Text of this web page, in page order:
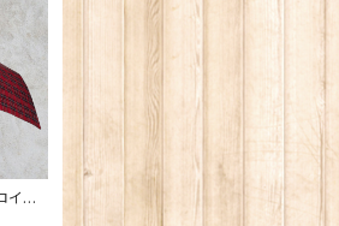
イヤ
o